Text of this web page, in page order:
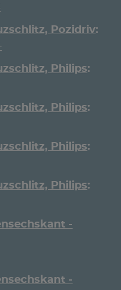
Pozidriv
Philips
Philips
Philips
Philips
-
-